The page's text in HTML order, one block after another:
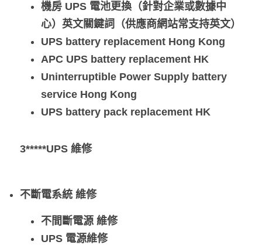
機房 UPS 電池更換（針對企業或數據中
心）英文關鍵詞（供應商網站常支持英文）
UPS battery replacement Hong Kong
APC UPS battery replacement HK
Uninterruptible Power Supply battery
service Hong Kong
UPS battery pack replacement HK
3*****UPS 維修
不斷電系統 維修
不間斷電源 維修
UPS 電源維修